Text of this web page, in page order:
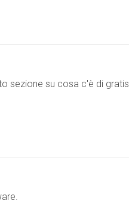
sezione su cosa c'è di gratis